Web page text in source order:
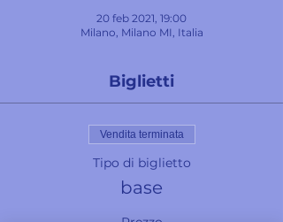
20 feb 2021, 19:00
Milano, Milano MI, Italia
Biglietti
Vendita terminata
Tipo di biglietto
base